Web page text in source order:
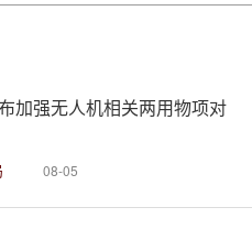
加强无人机相关两用物项对
08-05